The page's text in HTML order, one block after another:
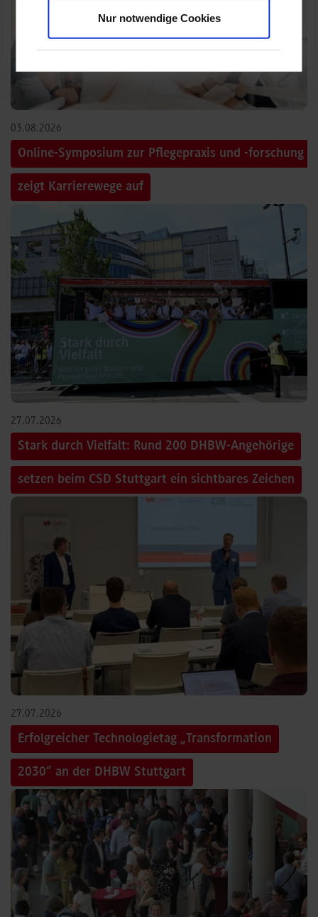
Nur notwendige Cookies
03.08.2026
Online-Symposium zur Pflegepraxis und -forschung
zeigt Karrierewege auf
27.07.2026
Stark durch Vielfalt: Rund 200 DHBW-Angehörige
setzen beim CSD Stuttgart ein sichtbares Zeichen
27.07.2026
Erfolgreicher Technologietag „Transformation
2030“ an der DHBW Stuttgart